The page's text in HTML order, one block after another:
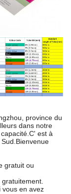
province du
dans notre
est à
gratuit ou
vous en avez